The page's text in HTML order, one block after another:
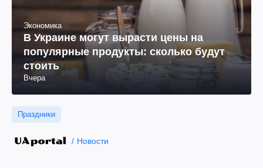
Экономика
В Украине могут вырасти цены на
популярные продукты: сколько будут
стоить
Вчера
Праздники
Новости